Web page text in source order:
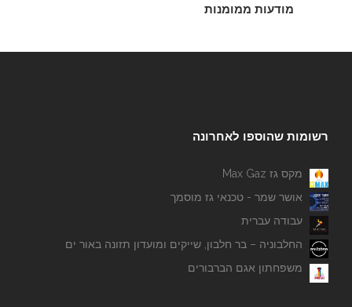
מודעות ממומנות
רשומות שהוספו לאחרונה
מקס גז Max Gaz
אושר שמר - טכנאי גז מוסמך
עבודה עברית
החלבוניה – בר חלבון, שייקים ומועדון תזונה באור ים
משפחתון אגם הברבורים